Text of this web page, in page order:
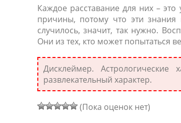
Каждое расставание для них –
причины, потому что эти
случилось, значит, так нужно.
Они из тех, кто может попытаться
Дисклеймер.
развлекательный характер.
(Пока оценок нет)